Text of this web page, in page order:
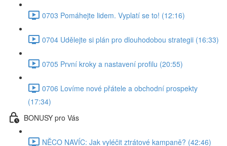
0703 Pomáhejte lidem. Vyplatí se to! (12:16)
0704 Udělejte si plán pro dlouhodobou strategii (16:33)
0705 První kroky a nastavení profilu (20:55)
0706 Lovíme nové přátele a obchodní prospekty
(17:34)
BONUSY pro Vás
NĚCO NAVÍC: Jak vyléčit ztrátové kampaně? (42:46)